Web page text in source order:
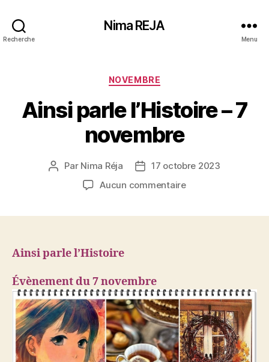
Recherche
Nima REJA
Menu
Catégories
NOVEMBRE
Ainsi parle l’Histoire – 7
novembre
Auteur
Par Nima Réja
Date17 octobre 2023
Aucun commentairesur
Ainsi parle l’Histoire
Évènement du 7 novembre